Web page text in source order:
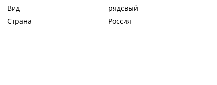
Вид
рядовый
Страна
Россия